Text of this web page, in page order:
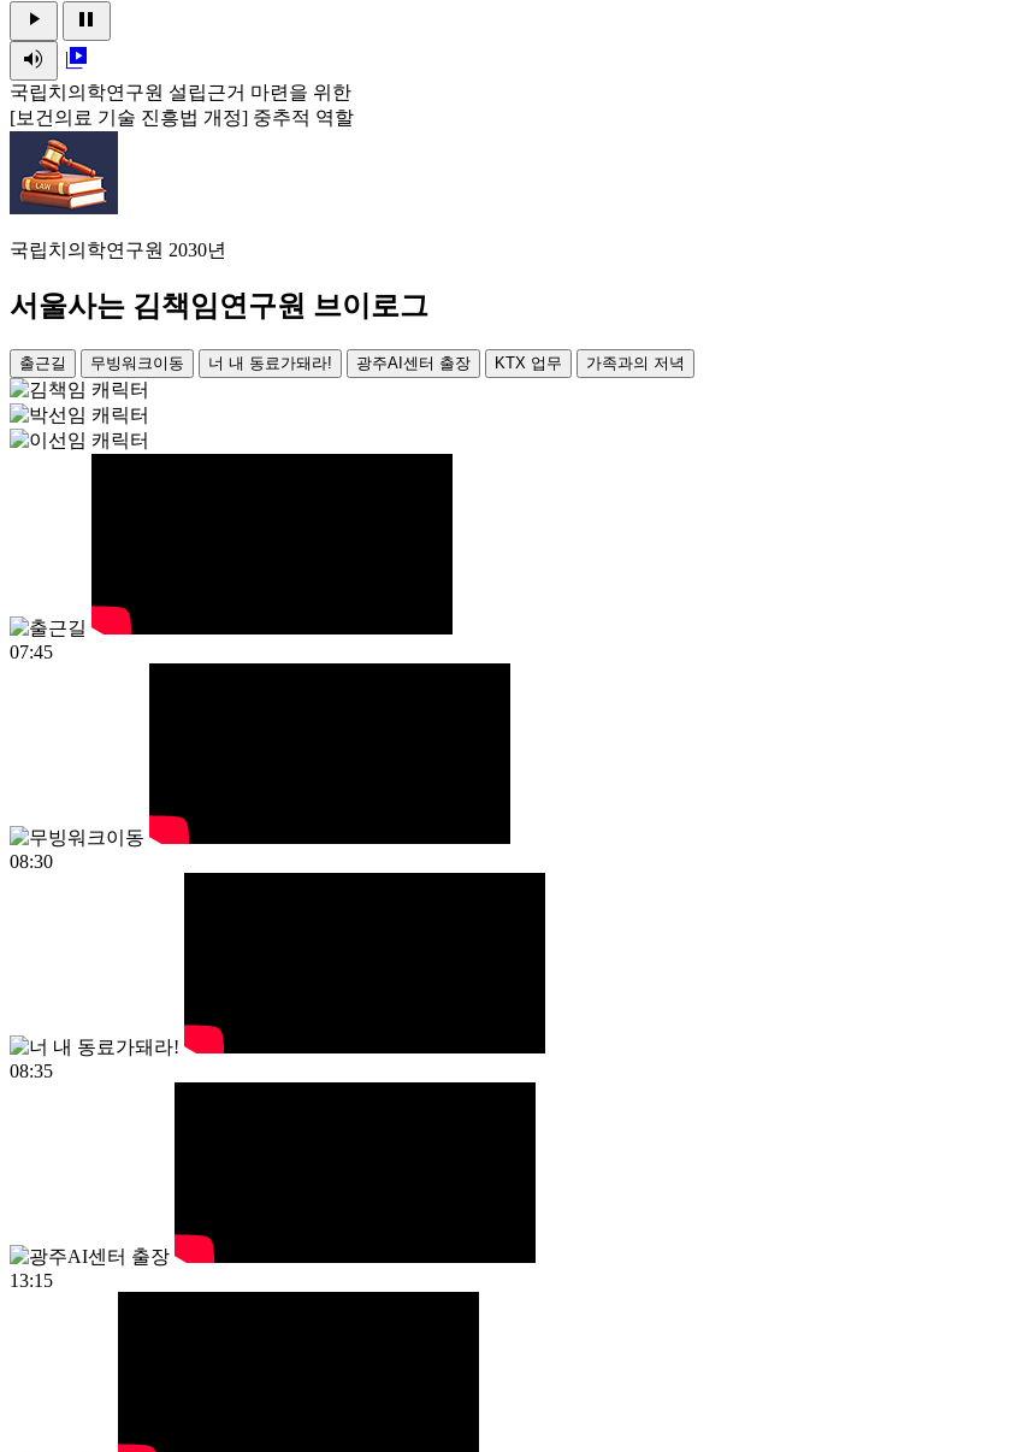
play_arrow
pause
volume_up
video_library
국립치의학연구원 설립근거 마련을 위한
[보건의료 기술 진흥법 개정] 중추적 역할
국립치의학연구원 2030년
서울사는 김책임연구원 브이로그
출근길 무빙워크이동 너 내 동료가돼라! 광주AI센터 출장 KTX 업무 가족과의 저녁
07:45
08:30
08:35
13:15